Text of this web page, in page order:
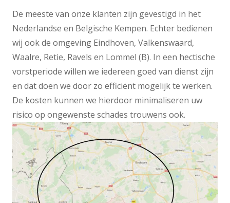
De meeste van onze klanten zijn gevestigd in het
Nederlandse en Belgische Kempen. Echter bedienen
wij ook de omgeving Eindhoven, Valkenswaard,
Waalre, Retie, Ravels en Lommel (B). In een hectische
vorstperiode willen we iedereen goed van dienst zijn
en dat doen we door zo efficiënt mogelijk te werken.
De kosten kunnen we hierdoor minimaliseren uw
risico op ongewenste schades trouwens ook.